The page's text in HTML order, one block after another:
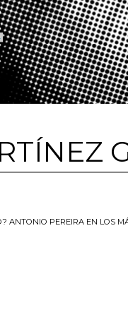
ANTONIO PEREIRA EN LOS